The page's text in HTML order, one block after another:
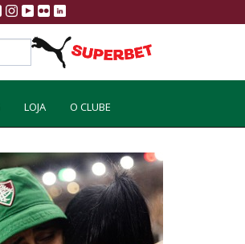
LOJA O CLUBE